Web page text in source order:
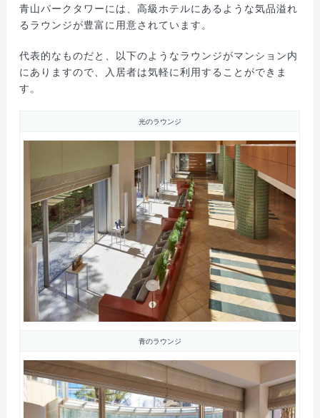
青山パークタワーには、高級ホテルにあるような気品溢れ
るラウンジが豊富に用意されています。
代表的なものだと、以下のようなラウンジがマンション内
にありますので、入居者は気軽に利用することができま
す。
光のラウンジ
青のラウンジ